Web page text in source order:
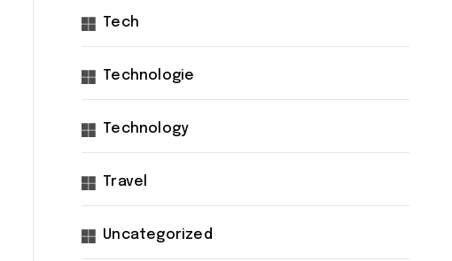
Tech
Technologie
Technology
Travel
Uncategorized